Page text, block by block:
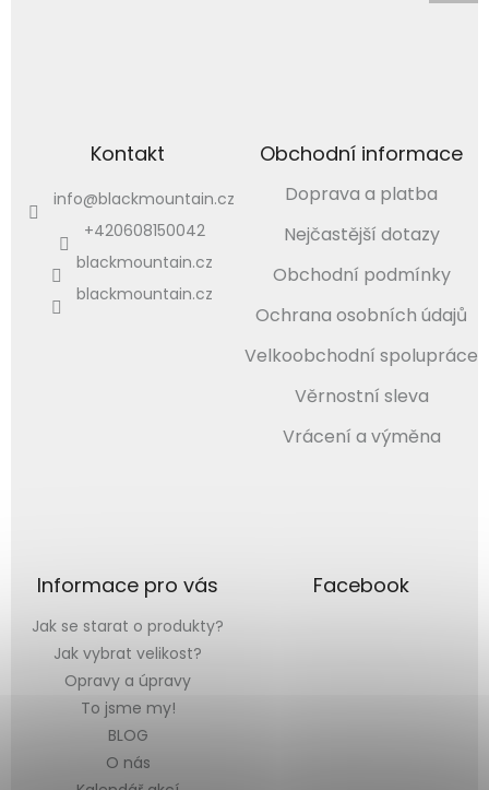
Kontakt
info@blackmountain.cz
+420608150042
blackmountain.cz
blackmountain.cz
Obchodní informace
Doprava a platba
Nejčastější dotazy
Obchodní podmínky
Ochrana osobních údajů
Velkoobchodní spolupráce
Věrnostní sleva
Vrácení a výměna
Informace pro vás
Jak se starat o produkty?
Jak vybrat velikost?
Opravy a úpravy
To jsme my!
BLOG
O nás
Facebook